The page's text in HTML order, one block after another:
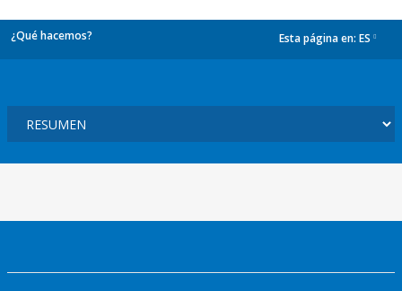
¿Qué hacemos? Esta página en: ES